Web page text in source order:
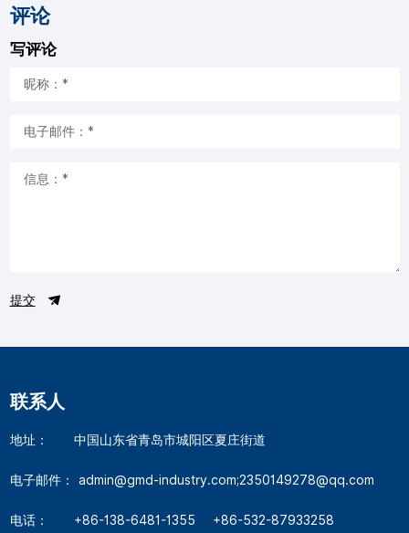
评论
写评论
提交
联系人
地址： 中国山东省青岛市城阳区夏庄街道
电子邮件： admin@gmd-industry.com;2350149278@qq.com
电话： +86-138-6481-1355 +86-532-87933258